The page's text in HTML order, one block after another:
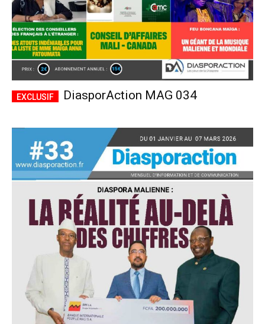
DiasporAction MAG 034